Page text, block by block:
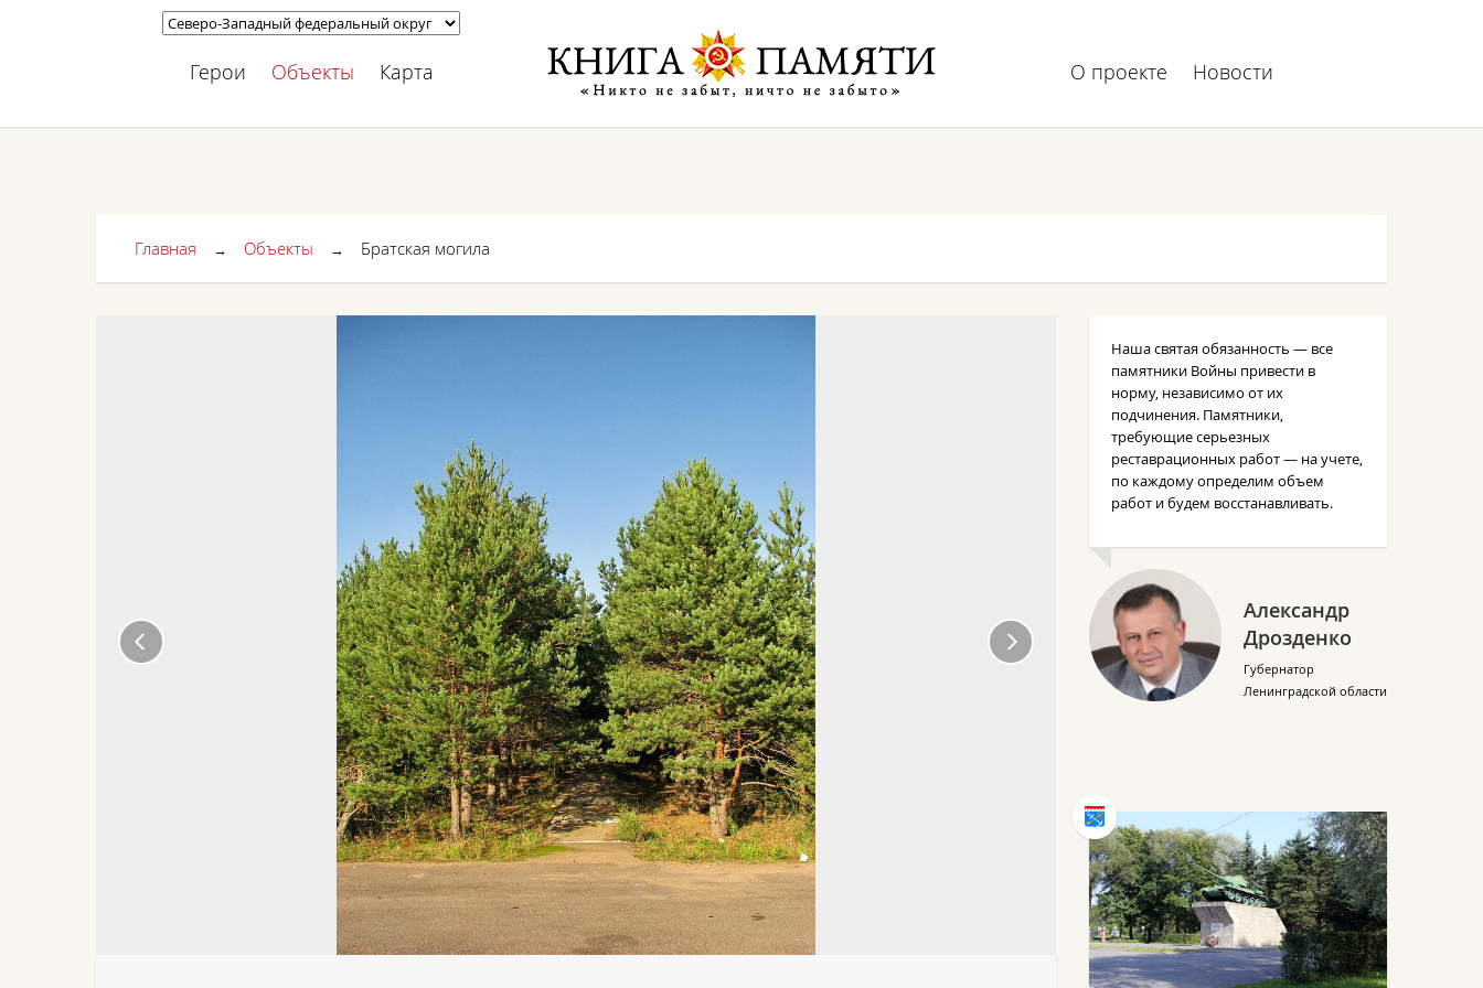
Герои Объекты Карта О проекте Новости
Главная → Объекты → Братская могила
Наша святая обязанность — все
памятники Войны привести в
норму, независимо от их
подчинения. Памятники,
требующие серьезных
реставрационных работ — на учете,
по каждому определим объем
работ и будем восстанавливать.
Александр
Дрозденко
Губернатор
Ленинградской области